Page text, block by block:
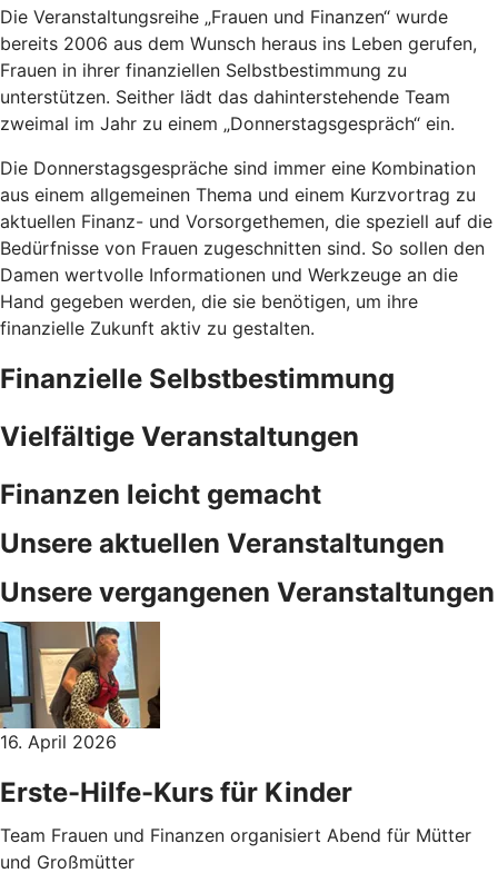
Die Veranstaltungsreihe „Frauen und Finanzen“ wurde
bereits 2006 aus dem Wunsch heraus ins Leben gerufen,
Frauen in ihrer finanziellen Selbstbestimmung zu
unterstützen. Seither lädt das dahinterstehende Team
zweimal im Jahr zu einem „Donnerstagsgespräch“ ein.
Die Donnerstagsgespräche sind immer eine Kombination
aus einem allgemeinen Thema und einem Kurzvortrag zu
aktuellen Finanz- und Vorsorgethemen, die speziell auf die
Bedürfnisse von Frauen zugeschnitten sind. So sollen den
Damen wertvolle Informationen und Werkzeuge an die
Hand gegeben werden, die sie benötigen, um ihre
finanzielle Zukunft aktiv zu gestalten.
Finanzielle Selbstbestimmung
Vielfältige Veranstaltungen
Finanzen leicht gemacht
Unsere aktuellen Veranstaltungen
Unsere vergangenen Veranstaltungen
16. April 2026
Erste-Hilfe-Kurs für Kinder
Team Frauen und Finanzen organisiert Abend für Mütter
und Großmütter